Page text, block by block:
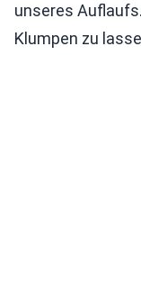
unseres
Klumpen zu